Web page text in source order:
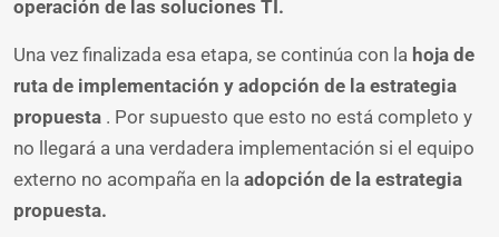
operación de las soluciones TI.
Una vez finalizada esa etapa, se continúa con la hoja de
ruta de implementación y adopción de la estrategia
propuesta . Por supuesto que esto no está completo y
no llegará a una verdadera implementación si el equipo
externo no acompaña en la adopción de la estrategia
propuesta.